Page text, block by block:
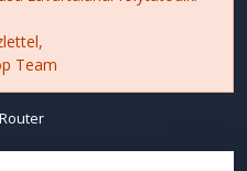
Team
Router